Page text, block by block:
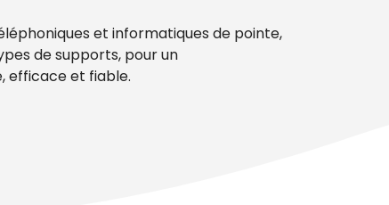
et informatiques de pointe,
de supports, pour un
efficace et fiable.